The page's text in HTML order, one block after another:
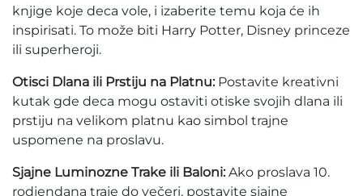
knjige koje deca vole, i izaberite temu koja će ih
inspirisati. To može biti Harry Potter, Disney princeze
ili superheroji.
Otisci Dlana ili Prstiju na Platnu:Postavite kreativni
kutak gde deca mogu ostaviti otiske svojih dlana ili
prstiju na velikom platnu kao simbol trajne
uspomene na proslavu.
Sjajne Luminozne Trake ili Baloni:Ako proslava 10.
rodjendana traje do večeri, postavite sjajne